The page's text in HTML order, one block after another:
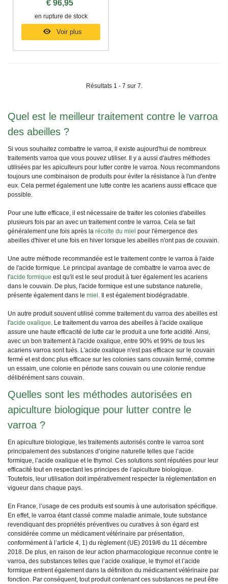
€ 96,95
en rupture de stock
Voir plus
Résultats 1 - 7 sur 7.
Quel est le meilleur traitement contre le varroa
des abeilles ?
Si vous souhaitez combattre le varroa, il existe aujourd'hui de nombreux
traitements varroa que vous pouvez utiliser. Il y a aussi d'autres méthodes
utilisées par les apiculteurs pour lutter contre le varroa. Nous recommandons
toujours une combinaison de produits pour éviter la résistance à l'un d'entre
eux. Cela permet également une lutte contre les acariens aussi efficace que
possible.
Pour une lutte efficace, il est nécessaire de traiter les colonies d'abeilles
plusieurs fois par an avec un traitement contre le varroa. Cela se fait
généralement une fois après la récolte du miel pour l'émergence des
abeilles d'hiver et une fois en hiver lorsque les abeilles n'ont pas de couvain.
Une autre méthode recommandée est le traitement contre le varroa à l'aide
de l'acide formique. Le principal avantage de combattre le varroa avec de
l'acide formique est qu'il est le seul produit à tuer également les acariens
dans le couvain. De plus, l'acide formique est une substance naturelle,
présente également dans le miel . Il est également biodégradable.
Un autre produit souvent utilisé comme traitement du varroa des abeilles est
l'acide oxalique . Le traitement du varroa des abeilles à l'acide oxalique
assure une haute efficacité de lutte car le produit a une forte acidité. Ainsi,
avec un bon traitement à l'acide oxalique, entre 90% et 99% de tous les
acariens varroa sont tués. L'acide oxalique n'est pas efficace sur le couvain
fermé et est donc plus efficace sur les colonies sans couvain fermé, comme
un essaim, une colonie en période sans couvain ou une colonie rendue
délibérément sans couvain.
Quelles sont les méthodes autorisées en
apiculture biologique pour lutter contre le
varroa ?
En apiculture biologique, les traitements autorisés contre le varroa sont
principalement des substances d’origine naturelle telles que l’acide
formique, l’acide oxalique et le thymol. Ces solutions sont réputées pour leur
efficacité tout en respectant les principes de l’apiculture biologique.
Toutefois, leur utilisation doit impérativement respecter la réglementation en
vigueur dans chaque pays.
En France, l’usage de ces produits est soumis à une autorisation spécifique.
En effet, le varroa étant classé comme maladie animale, toute substance
revendiquant des propriétés préventives ou curatives à son égard est
considérée comme un médicament vétérinaire par présentation,
conformément à l’article 4, 1) du règlement (UE) 2019/6 du 11 décembre
2018. De plus, en raison de leur action pharmacologique reconnue contre le
varroa, des substances telles que l’acide oxalique, le thymol et l’acide
formique entrent également dans la définition du médicament vétérinaire par
fonction. Par conséquent, tout produit contenant ces substances ne peut être